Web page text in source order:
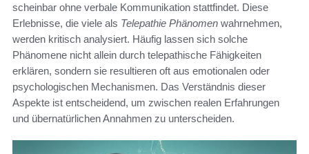
scheinbar ohne verbale Kommunikation stattfindet. Diese
Erlebnisse, die viele als Telepathie Phänomen wahrnehmen,
werden kritisch analysiert. Häufig lassen sich solche
Phänomene nicht allein durch telepathische Fähigkeiten
erklären, sondern sie resultieren oft aus emotionalen oder
psychologischen Mechanismen. Das Verständnis dieser
Aspekte ist entscheidend, um zwischen realen Erfahrungen
und übernatürlichen Annahmen zu unterscheiden.